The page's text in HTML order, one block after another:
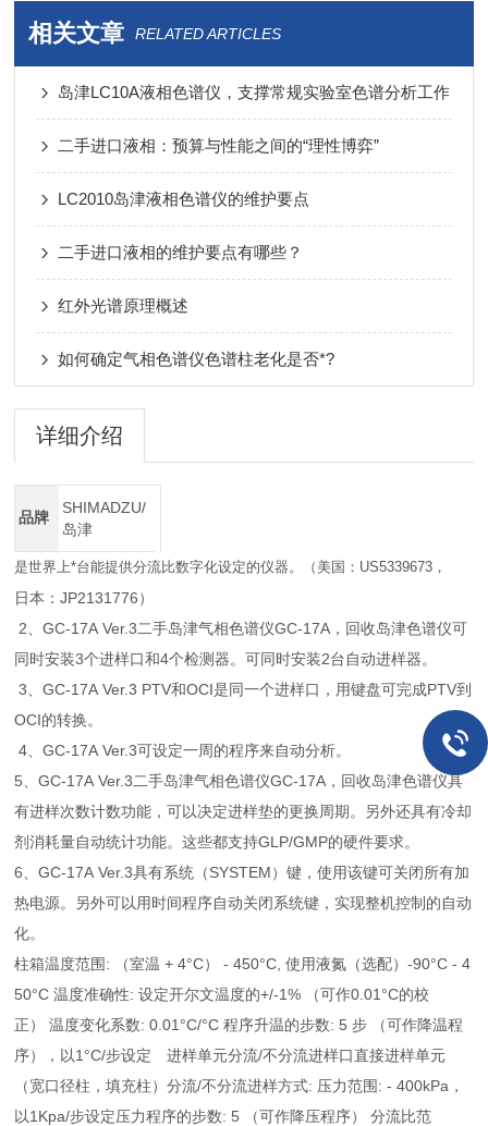
相关文章 RELATED ARTICLES
岛津LC10A液相色谱仪，支撑常规实验室色谱分析工作
二手进口液相：预算与性能之间的“理性博弈”
LC2010岛津液相色谱仪的维护要点
二手进口液相的维护要点有哪些？
红外光谱原理概述
如何确定气相色谱仪色谱柱老化是否*?
详细介绍
品牌
SHIMADZU/
岛津
是世界上*台能提供分流比数字化设定的仪器。（美国：US5339673，
日本：JP2131776）
2、GC-17A Ver.3二手岛津气相色谱仪GC-17A，回收岛津色谱仪可
同时安装3个进样口和4个检测器。可同时安装2台自动进样器。
3、GC-17A Ver.3 PTV和OCI是同一个进样口，用键盘可完成PTV到
OCI的转换。
4、GC-17A Ver.3可设定一周的程序来自动分析。
5、GC-17A Ver.3二手岛津气相色谱仪GC-17A，回收岛津色谱仪具
有进样次数计数功能，可以决定进样垫的更换周期。另外还具有冷却
剂消耗量自动统计功能。这些都支持GLP/GMP的硬件要求。
6、GC-17A Ver.3具有系统（SYSTEM）键，使用该键可关闭所有加
热电源。另外可以用时间程序自动关闭系统键，实现整机控制的自动
化。
柱箱温度范围: （室温 + 4°C） - 450°C, 使用液氮（选配）-90°C - 4
50°C 温度准确性: 设定开尔文温度的+/-1% （可作0.01°C的校
正） 温度变化系数: 0.01°C/°C 程序升温的步数: 5 步 （可作降温程
序），以1°C/步设定 进样单元分流/不分流进样口直接进样单元
（宽口径柱，填充柱）分流/不分流进样方式: 压力范围: - 400kPa，
以1Kpa/步设定压力程序的步数: 5 （可作降压程序） 分流比范